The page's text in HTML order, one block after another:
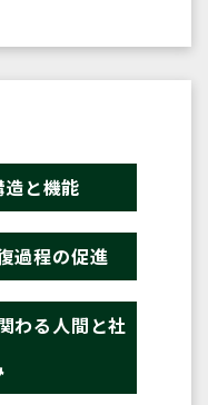
と機能
過程の促進
わる人間と社